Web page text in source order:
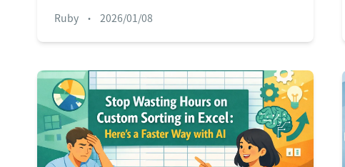
效率。
Ruby • 2026/01/08